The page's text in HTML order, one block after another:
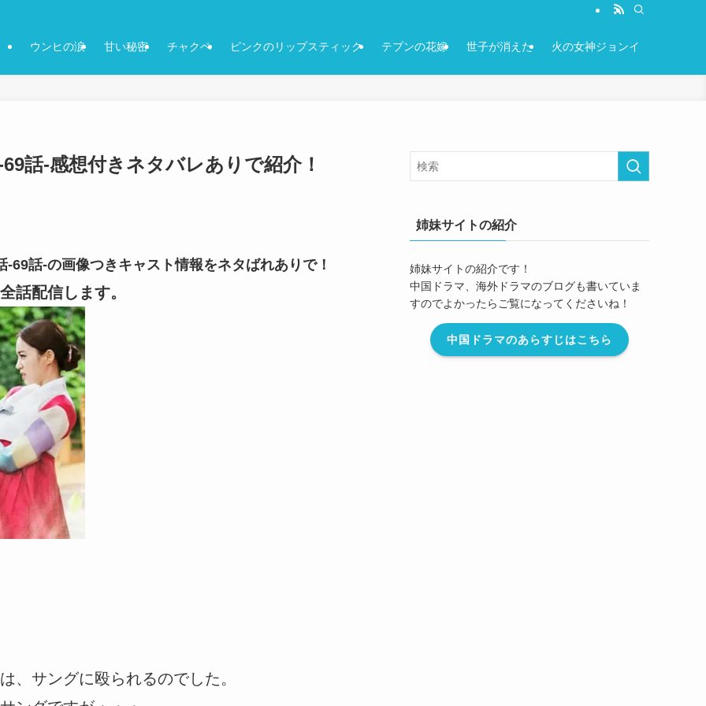
ウンヒの涙 甘い秘密 チャクペ ピンクのリップスティック テプンの花嫁 世子が消えた 火の女神ジョンイ
話-感想付きネタバレありで紹介！
69話-の画像つきキャスト情報をネタばれありで！
話配信します。
、サングに殴られるのでした。
姉妹サイトの紹介
姉妹サイトの紹介です！
中国ドラマ、海外ドラマのブログも書いていま
すのでよかったらご覧になってくださいね！
中国ドラマのあらすじはこちら